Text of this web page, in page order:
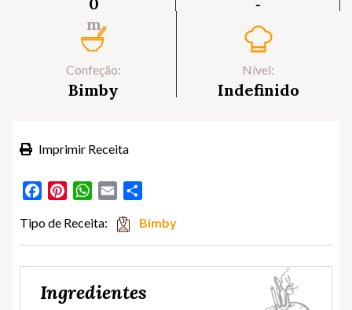
m
Confeção:
Bimby
Nível:
Indefinido
Imprimir Receita
FacebookPinterestWhatsApp
Email
Tipo de Receita: Bimby
Ingredientes